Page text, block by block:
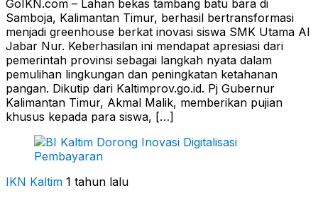
GoIKN.com – Lahan bekas tambang batu bara di
Samboja, Kalimantan Timur, berhasil bertransformasi
menjadi greenhouse berkat inovasi siswa SMK Utama Al
Jabar Nur. Keberhasilan ini mendapat apresiasi dari
pemerintah provinsi sebagai langkah nyata dalam
pemulihan lingkungan dan peningkatan ketahanan
pangan. Dikutip dari Kaltimprov.go.id. Pj Gubernur
Kalimantan Timur, Akmal Malik, memberikan pujian
khusus kepada para siswa, […]
IKN Kaltim 1 tahun lalu